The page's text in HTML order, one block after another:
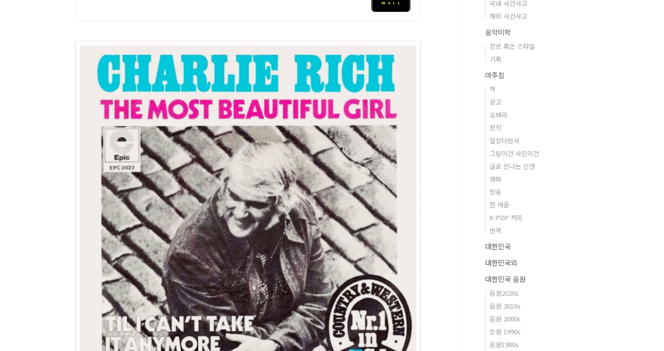
국내 사건사고
해외 사건사고
음악미학
장르 혹은 스타일
기획
마주침
책
광고
오페라
창작
일상다반사
그림이건 사진이건
글로 만나는 인연
영화
방송
한 여운
K-POP 차트
번역
대한민국
대한민국외
대한민국 음원
음원2020s
음원 2010s
음원 2000s
은원 1990s
음원1980s